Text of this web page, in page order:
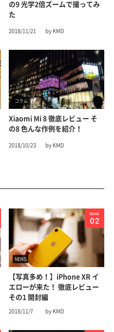
の9 光学2倍ズームで撮ってみ
た
2018/11/21 by KMD
コラム
Xiaomi Mi 8 徹底レビュー そ
の8 色んな作例を紹介！
2018/10/23 by KMD
NEWS
【写真多め！】iPhone XR イ
エローが来た！ 徹底レビュー
その1 開封編
2018/11/7 by KMD